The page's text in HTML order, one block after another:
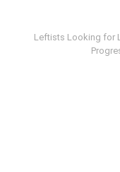
Leftists Looking for